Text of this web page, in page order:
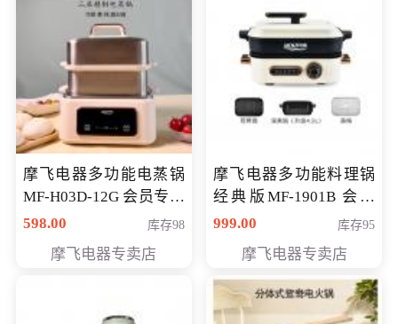
摩飞电器多功能电蒸锅
MF-H03D-12G 会员专享
价398元
598.00 库存98
摩飞电器专卖店
摩飞电器多功能料理锅
经典版MF-1901B 会员
专享价399元
999.00 库存95
摩飞电器专卖店